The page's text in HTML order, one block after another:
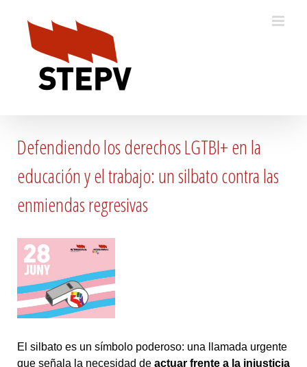
content
Defendiendo los derechos LGTBI+ en la
educación y el trabajo: un silbato contra las
enmiendas regresivas
El silbato es un símbolo poderoso: una llamada urgente
que señala la necesidad de actuar frente a la injusticia